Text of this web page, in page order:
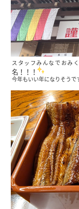
スタッフみんなでおみ
名！！！
今年もいい年になりそうで